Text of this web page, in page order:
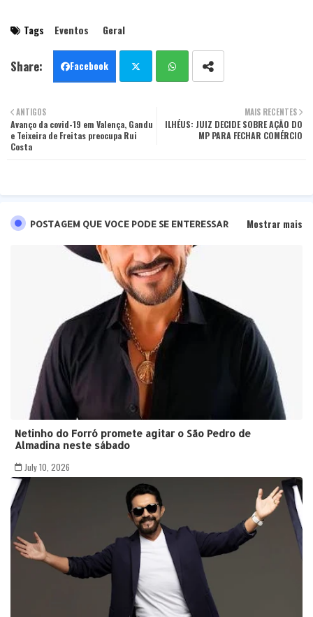
Tags Eventos Geral
Facebook
ter tsa
MAIS RECENTES
ILHÉUS: JUIZ DECIDE SOBRE AÇÃO DO
MP PARA FECHAR COMÉRCIO
ANTIGOS
Avanço da covid-19 em Valença, Gandu
e Teixeira de Freitas preocupa Rui
Costa
POSTAGEM QUE VOCE PODE SE ENTERESSAR Mostrar mais
Netinho do Forró promete agitar o São Pedro de
Almadina neste sábado
July 10, 2026